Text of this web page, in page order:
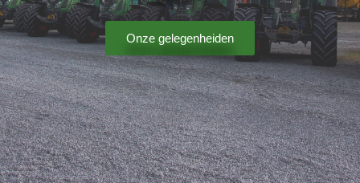
Onze gelegenheiden